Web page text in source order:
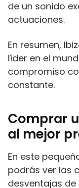
de un sonido
actuaciones.
En resumen,
líder en el
compromiso
constante.
Comprar
al mejor
En este
podrás ver las
desventajas de